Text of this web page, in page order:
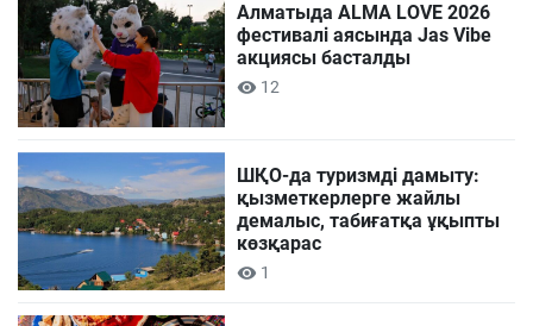
Алматыда ALMA LOVE 2026
фестивалі аясында Jas Vibe
акциясы басталды
12
ШҚО-да туризмді дамыту:
қызметкерлерге жайлы
демалыс, табиғатқа ұқыпты
көзқарас
1